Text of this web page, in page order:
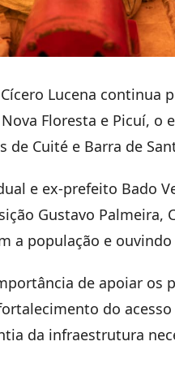
Lucena continua
Floresta e Picuí, o
Cuité e Barra de
e ex-prefeito Bado
Gustavo Palmeira,
a população e
de apoiar os
do
da infraestrutura